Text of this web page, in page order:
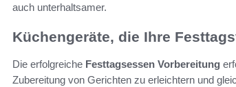
auch unterhaltsamer.
Küchengeräte, die Ihre
Die erfolgreiche Festtagsessen Vorbereitung
Zubereitung von Gerichten zu erleichtern und